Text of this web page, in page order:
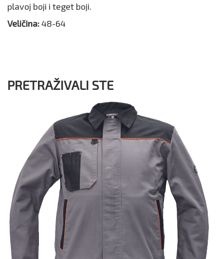
plavoj boji i teget boji.
Veličina:48-64
PRETRAŽIVALI STE